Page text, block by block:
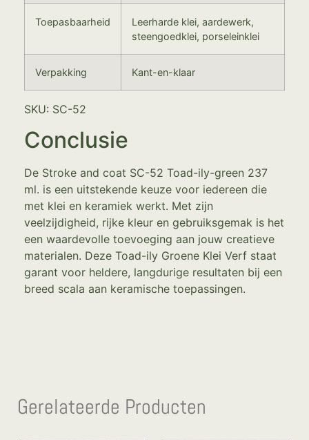
Toepasbaarheid
Leerharde klei, aardewerk,
steengoedklei, porseleinklei
Verpakking Kant-en-klaar
SKU: SC-52
Conclusie
De Stroke and coat SC-52 Toad-ily-green 237
ml. is een uitstekende keuze voor iedereen die
met klei en keramiek werkt. Met zijn
veelzijdigheid, rijke kleur en gebruiksgemak is het
een waardevolle toevoeging aan jouw creatieve
materialen. Deze Toad-ily Groene Klei Verf staat
garant voor heldere, langdurige resultaten bij een
breed scala aan keramische toepassingen.
Gerelateerde Producten